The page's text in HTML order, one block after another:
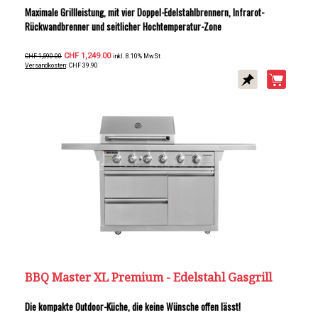
Maximale Grillleistung, mit vier Doppel-Edelstahlbrennern, Infrarot-
Rückwandbrenner und seitlicher Hochtemperatur-Zone
CHF 1,590.00 CHF 1,249.00 inkl. 8.10% MwSt
Versandkosten: CHF 39.90
BBQ Master XL Premium - Edelstahl Gasgrill
Die kompakte Outdoor-Küche, die keine Wünsche offen lässt!